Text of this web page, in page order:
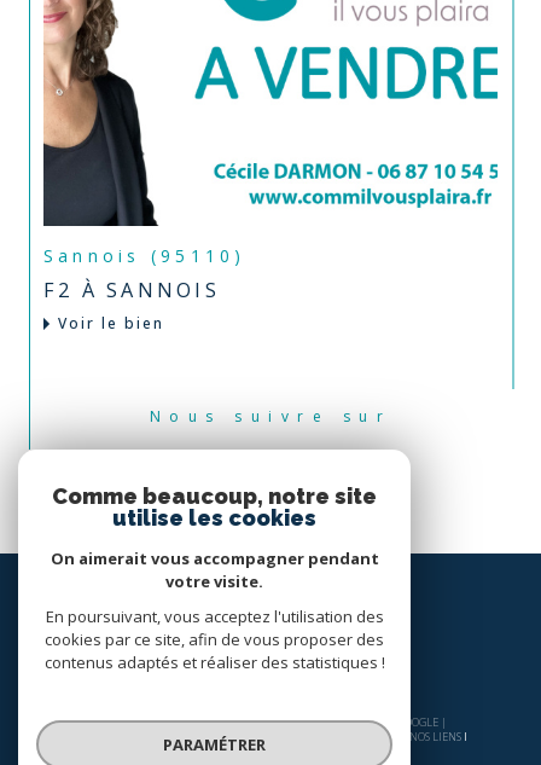
Sannois (95110)
F2 À SANNOIS
Voir le bien
Nous suivre sur
© 2026 | TOUS DROITS RÉSERVÉS | TRADUCTION POWERED BY GOOGLE |
NOS HONORAIRES
PLAN DU SITE MENTIONS LÉGALES ADMIN
NOS LIENS
POLITIQUE RGPD
Comme beaucoup, notre site
utilise les cookies
On aimerait vous accompagner pendant
votre visite.
En poursuivant, vous acceptez l'utilisation des
cookies par ce site, afin de vous proposer des
contenus adaptés et réaliser des statistiques !
PARAMÉTRER